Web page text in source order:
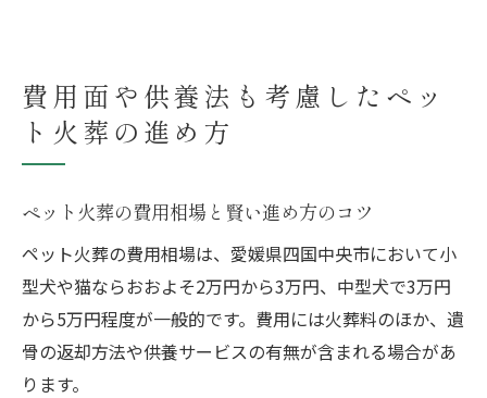
費用面や供養法も考慮したペッ
ト火葬の進め方
ペット火葬の費用相場と賢い進め方のコツ
ペット火葬の費用相場は、愛媛県四国中央市において小
型犬や猫ならおおよそ2万円から3万円、中型犬で3万円
から5万円程度が一般的です。費用には火葬料のほか、遺
骨の返却方法や供養サービスの有無が含まれる場合があ
ります。